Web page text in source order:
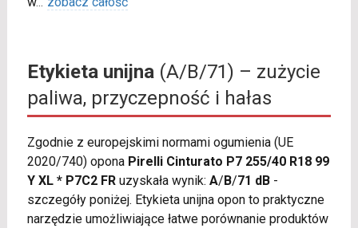
Etykieta unijna(A/B/71) – zużycie
paliwa, przyczepność i hałas
Zgodnie z europejskimi normami ogumienia (UE
2020/740) opona Pirelli Cinturato P7 255/40 R18 99
Y XL * P7C2 FRuzyskała wynik: A/B/71 dB-
szczegóły poniżej. Etykieta unijna opon to praktyczne
narzędzie umożliwiające łatwe porównanie produktów